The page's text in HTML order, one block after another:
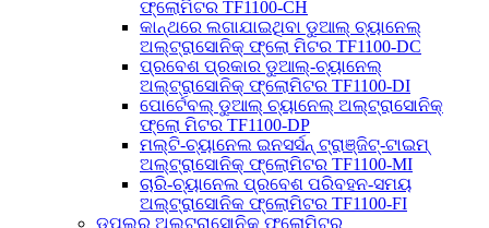
ଫ୍ଲୋମିଟର TF1100-CH
କାନ୍ଥରେ ଲଗାଯାଇଥିବା ଡୁଆଲ୍ ଚ୍ୟାନେଲ୍
ଅଲ୍ଟ୍ରାସୋନିକ୍ ଫ୍ଲୋ ମିଟର TF1100-DC
ପ୍ରବେଶ ପ୍ରକାର ଡୁଆଲ୍-ଚ୍ୟାନେଲ୍
ଅଲ୍ଟ୍ରାସୋନିକ୍ ଫ୍ଲୋମିଟର TF1100-DI
ପୋର୍ଟେବଲ୍ ଡୁଆଲ୍ ଚ୍ୟାନେଲ୍ ଅଲ୍ଟ୍ରାସୋନିକ୍
ଫ୍ଲୋ ମିଟର TF1100-DP
ମଲ୍ଟି-ଚ୍ୟାନେଲ ଇନସର୍ସନ୍ ଟ୍ରାଞ୍ଜିଟ୍-ଟାଇମ୍
ଅଲ୍ଟ୍ରାସୋନିକ୍ ଫ୍ଲୋମିଟର TF1100-MI
ଚାରି-ଚ୍ୟାନେଲ ପ୍ରବେଶ ପରିବହନ-ସମୟ
ଅଲ୍ଟ୍ରାସୋନିକ ଫ୍ଲୋମିଟର TF1100-FI
ଡପଲର୍ ଅଲ୍ଟ୍ରାସୋନିକ୍ ଫ୍ଲୋମିଟର